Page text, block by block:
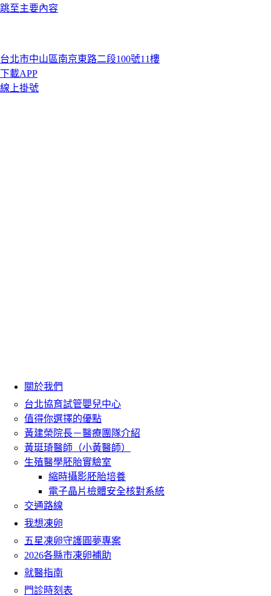
跳至主要內容
台北市中山區南京東路二段100號11樓
下載APP
線上掛號
關於我們
台北協育試管嬰兒中心
值得你選擇的優點
黃建榮院長－醫療團隊介紹
黃珽琦醫師（小黃醫師）
生殖醫學胚胎實驗室
縮時攝影胚胎培養
電子晶片檢體安全核對系統
交通路線
我想凍卵
五星凍卵守護圓夢專案
2026各縣市凍卵補助
就醫指南
門診時刻表